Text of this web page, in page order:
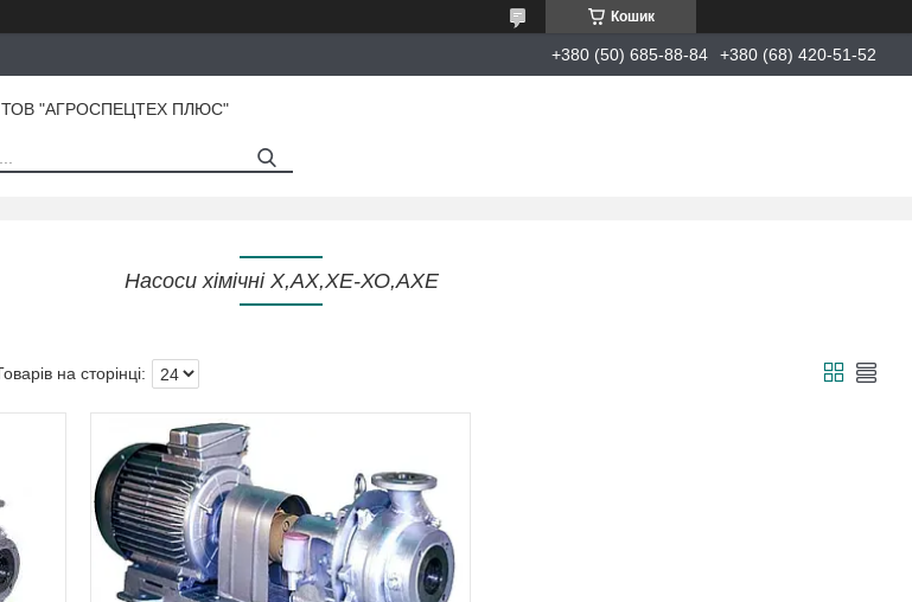
Кошик
+380 (50) 685-88-84 +380 (68) 420-51-52
ТОВ "АГРОСПЕЦТЕХ ПЛЮС"
Насоси хімічні Х,АХ,ХЕ-ХО,АХЕ